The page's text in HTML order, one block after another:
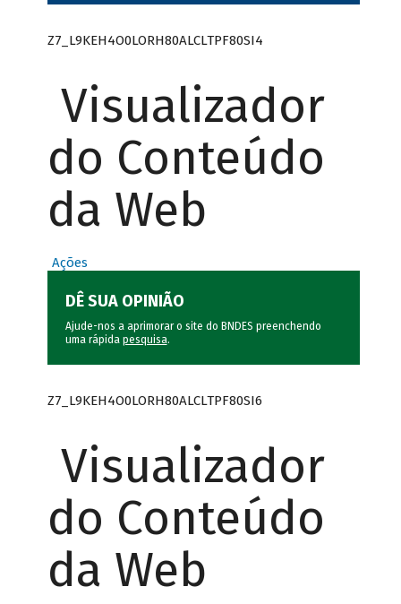
Z7_L9KEH4O0LORH80ALCLTPF80SI4
Visualizador
do Conteúdo
da Web
Ações
DÊ SUA OPINIÃO
Ajude-nos a aprimorar o site do BNDES preenchendo
uma rápida pesquisa.
Z7_L9KEH4O0LORH80ALCLTPF80SI6
Visualizador
do Conteúdo
da Web